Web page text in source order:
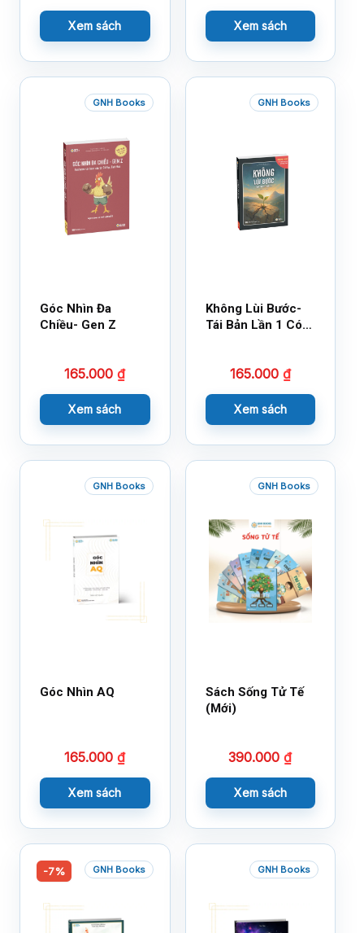
Xem sách Xem sách
GNH Books
Góc Nhìn Đa
Chiều- Gen Z
165.000₫
Xem sách
GNH Books
Không Lùi Bước-
Tái Bản Lần 1 Có
165.000 ₫
Xem sách
GNH Books
Góc Nhìn AQ
165.000₫
Xem sách
GNH Books
Sách Sống Tử Tế
(Mới)
390.000₫
Xem sách
-7% GNH Books GNH Books